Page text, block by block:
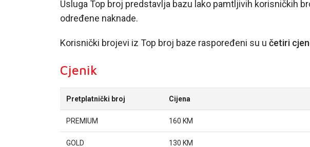
Usluga Top broj predstavlja bazu lako pamtljivih korisničkih
određene naknade.
Korisnički brojevi iz Top broj baze raspoređeni su u četiri
Cjenik
Pretplatnički broj Cijena
PREMIUM 160 KM
GOLD 130 KM